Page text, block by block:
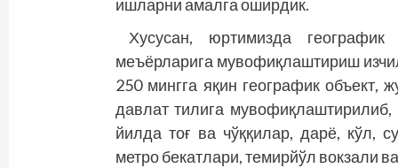
ишларни амалга оширдик.
Хусусан, юртимизда
меъёрларига мувофиқлаштириш
250 мингга яқин географик объект,
давлат тилига мувофиқлаштирилиб,
йилда тоғ ва чўққилар, дарё, кўл,
метро бекатлари, темирйўл вокзали